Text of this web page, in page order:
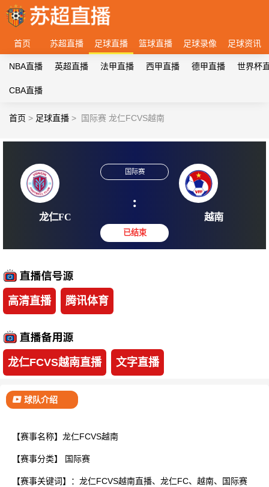
首页 苏超直播 足球直播 篮球直播 足球录像 足球资讯
NBA直播 英超直播 法甲直播 西甲直播 德甲直播 世界杯
CBA直播
首页 > 足球直播 > 国际赛 龙仁FCVS越南
:
高清直播 腾讯体育
龙仁FCVS越南直播 文字直播
球队介绍
【赛事名称】龙仁FCVS越南
【赛事分类】 国际赛
【赛事关键词】：龙仁FCVS越南直播、龙仁FC、越南、国际赛